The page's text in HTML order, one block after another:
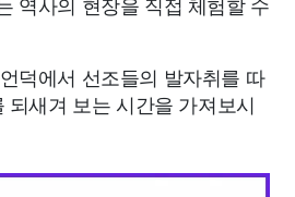
덕에서 선조들의 발자취를 따
되새겨 보는 시간을 가져보시